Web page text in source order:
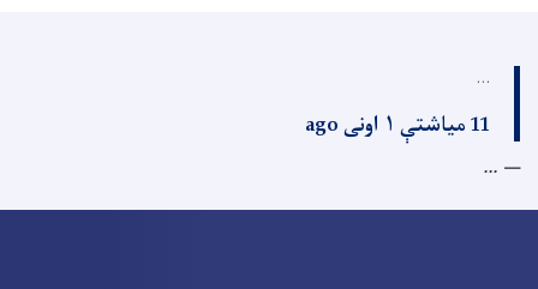
...
11 میاشتې ۱ اونی ago
...